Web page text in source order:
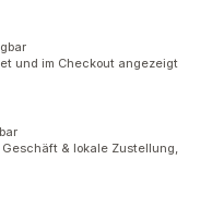
und im Checkout angezeigt
& lokale Zustellung,